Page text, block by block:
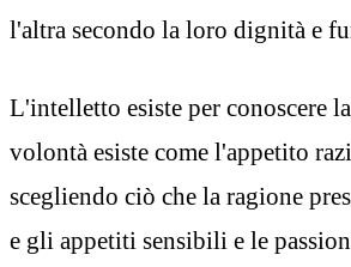
l'altra secondo la loro dignità e
L'intelletto esiste per conoscere
volontà esiste come l'appetito
scegliendo ciò che la ragione
e gli appetiti sensibili e le